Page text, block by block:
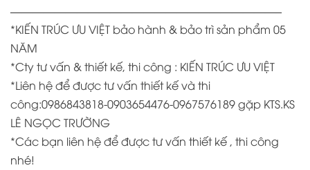
————————————————————————–
*KIẾN TRÚC ƯU VIỆT bảo hành & bảo trì sản phẩm 05
NĂM
*Cty tư vấn & thiết kế, thi công : KIẾN TRÚC ƯU VIỆT
*Liên hệ để được tư vấn thiết kế và thi
công:0986843818-0903654476-0967576189 gặp KTS.KS
LÊ NGỌC TRƯỜNG
*Các bạn liên hệ để được tư vấn thiết kế , thi công
nhé!